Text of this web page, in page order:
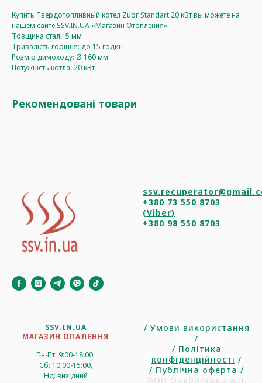
Купить Твердотопливный котел Zubr Standart 20 кВт вы можете на
нашем сайте SSV.IN.UA «Магазин Отопления»
Товщина сталі: 5 мм
Тривалість горіння: до 15 годин
Розмір димоходу: Ø 160 мм
Потужність котла: 20 кВт
Рекомендовані товари
+380 73 550 8703
(Viber)
+380 98 550 8703
SSV.IN.UA
МАГАЗИН ОПАЛЕННЯ
Пн-Пт: 9:00-18:00,
Сб: 10:00-15:00,
Нд: вихідний
/ Умови використання
/
/ Політика
конфіденційності /
/ Публічна оферта /
ФОП Орябинська А.П.